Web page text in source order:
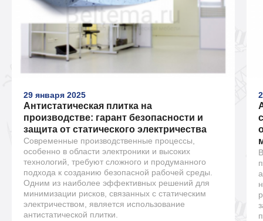
29 января 2025
Антистатическая плитка на
производстве: гарант безопасности и
защита от статического электричества
Современные производственные процессы,
особенно в области электроники и высоких
технологий, требуют сложного и продуманного
подхода к созданию безопасной рабочей среды.
Одним из наиболее эффективных решений для
минимизации рисков, связанных с статическим
электричеством, является использование
антистатической плитки.